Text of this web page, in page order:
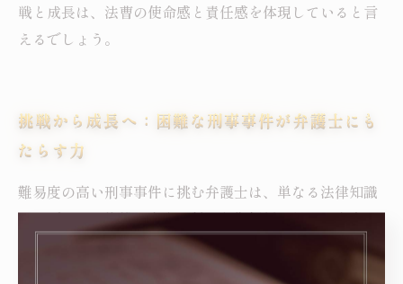
戦と成長は、法曹の使命感と責任感を体現していると言
えるでしょう。
挑戦から成長へ：困難な刑事事件が弁護士にも
たらす力
難易度の高い刑事事件に挑む弁護士は、単なる法律知識
だけでなく、複雑な事実関係や証拠解析に対する高度な
理解力が求められます。これらの事件は証拠の収集や捜
査手続きが複雑で、多岐にわたるため、冷静な判断力と